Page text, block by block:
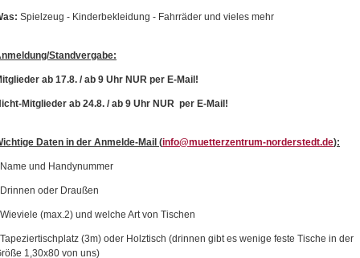
Spielzeug - Kinderbekleidung - Fahrräder und vieles mehr
Standvergabe:
ab 17.8. / ab 9 Uhr NUR per E-Mail!
Mitglieder ab 24.8. / ab 9 Uhr NUR per E-Mail!
Daten in der Anmelde-Mail (info@muetterzentrum-norderstedt.de):
und Handynummer
oder Draußen
(max.2) und welche Art von Tischen
(3m) oder Holztisch (drinnen gibt es wenige feste Tische in der
1,30x80 von uns)